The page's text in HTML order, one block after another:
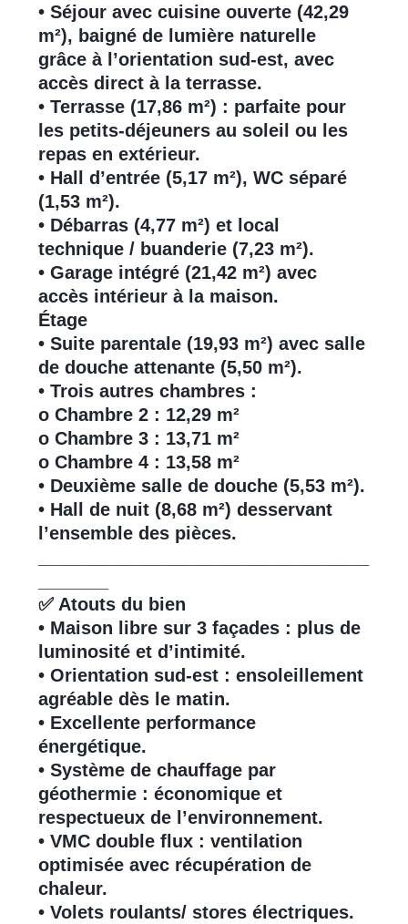
• Séjour avec cuisine ouverte (42,29
m²), baigné de lumière naturelle
grâce à l’orientation sud-est, avec
accès direct à la terrasse.
• Terrasse (17,86 m²) : parfaite pour
les petits-déjeuners au soleil ou les
repas en extérieur.
• Hall d’entrée (5,17 m²), WC séparé
(1,53 m²).
• Débarras (4,77 m²) et local
technique / buanderie (7,23 m²).
• Garage intégré (21,42 m²) avec
accès intérieur à la maison.
Étage
• Suite parentale (19,93 m²) avec salle
de douche attenante (5,50 m²).
• Trois autres chambres :
o Chambre 2 : 12,29 m²
o Chambre 3 : 13,71 m²
o Chambre 4 : 13,58 m²
• Deuxième salle de douche (5,53 m²).
• Hall de nuit (8,68 m²) desservant
l’ensemble des pièces.
✅ Atouts du bien
• Maison libre sur 3 façades : plus de
luminosité et d’intimité.
• Orientation sud-est : ensoleillement
agréable dès le matin.
• Excellente performance
énergétique.
• Système de chauffage par
géothermie : économique et
respectueux de l’environnement.
• VMC double flux : ventilation
optimisée avec récupération de
chaleur.
• Volets roulants/ stores électriques.